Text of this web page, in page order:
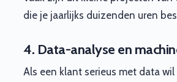
die je jaarlijks duizenden uren
4. Data-analyse en
Als een klant serieus met data